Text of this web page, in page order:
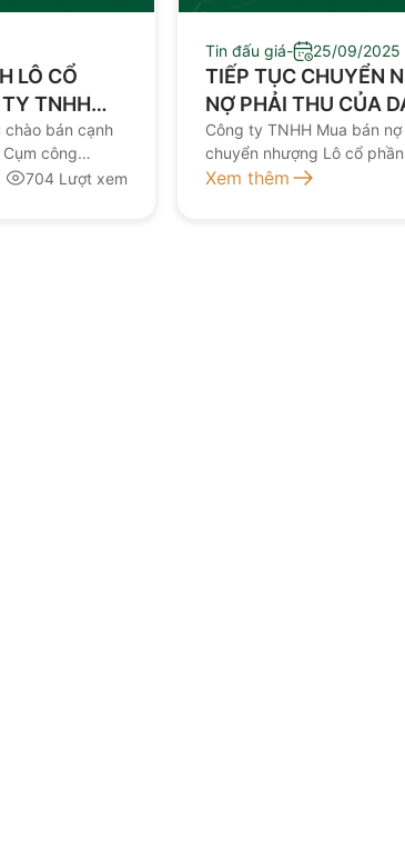
LÔ CỔ
CỔ PHẦN
chào bán cạnh
công
Việt Nam
704 Lượt xem
Tin đấu giá- 25/09/2025
TIẾP TỤC CHUYỂN
NỢ PHẢI THU CỦA
Công ty TNHH Mua bán
chuyển nhượng Lô cổ
Hà. Chi tiết theo file đính
Xem thêm